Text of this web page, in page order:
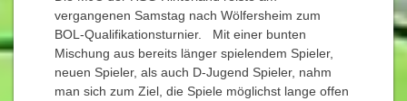
vergangenen Samstag nach Wölfersheim zum
BOL-Qualifikationsturnier. Mit einer bunten
Mischung aus bereits länger spielendem Spieler,
neuen Spieler, als auch D-Jugend Spieler, nahm
man sich zum Ziel, die Spiele möglichst lange offen